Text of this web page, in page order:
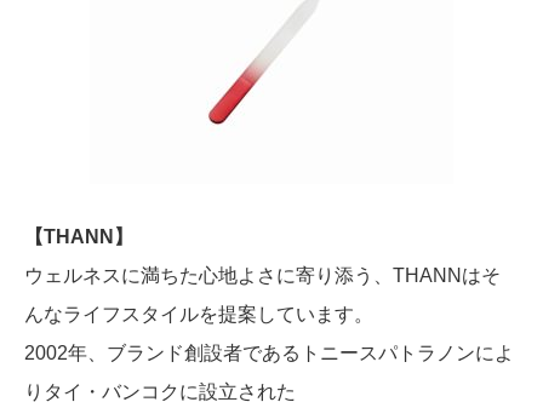
【THANN】
ウェルネスに満ちた心地よさに寄り添う、THANNはそ
んなライフスタイルを提案しています。
2002年、ブランド創設者であるトニースパトラノンによ
りタイ・バンコクに設立された